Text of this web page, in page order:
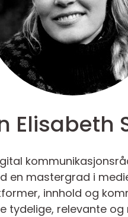
Elisabeth
en mastergrad i
innhold og
tydelige, relevante